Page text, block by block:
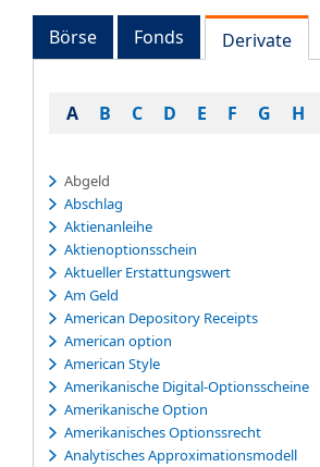
Börse Fonds Derivate
A B C D E F G H
Abgeld
Abschlag
Aktienanleihe
Aktienoptionsschein
Aktueller Erstattungswert
Am Geld
American Depository Receipts
American option
American Style
Amerikanische Digital-Optionsscheine
Amerikanische Option
Amerikanisches Optionssrecht
Analytisches Approximationsmodell